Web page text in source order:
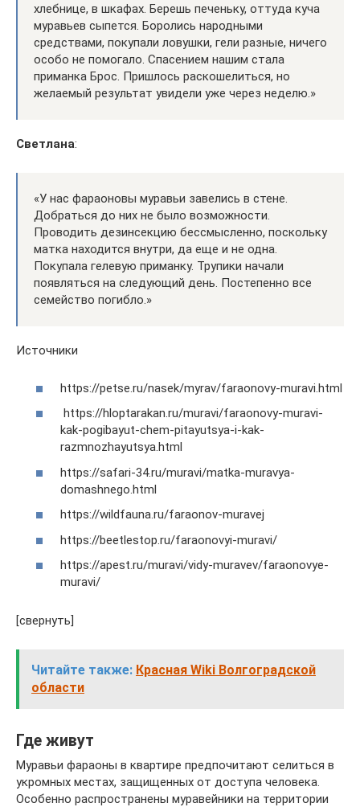
хлебнице, в шкафах. Берешь печеньку, оттуда куча
муравьев сыпется. Боролись народными
средствами, покупали ловушки, гели разные, ничего
особо не помогало. Спасением нашим стала
приманка Брос. Пришлось раскошелиться, но
желаемый результат увидели уже через неделю.»
Светлана:
«У нас фараоновы муравьи завелись в стене.
Добраться до них не было возможности.
Проводить дезинсекцию бессмысленно, поскольку
матка находится внутри, да еще и не одна.
Покупала гелевую приманку. Трупики начали
появляться на следующий день. Постепенно все
семейство погибло.»
Источники
https://petse.ru/nasek/myrav/faraonovy-muravi.html
https://hloptarakan.ru/muravi/faraonovy-muravi-
kak-pogibayut-chem-pitayutsya-i-kak-
razmnozhayutsya.html
https://safari-34.ru/muravi/matka-muravya-
domashnego.html
https://wildfauna.ru/faraonov-muravej
https://beetlestop.ru/faraonovyi-muravi/
https://apest.ru/muravi/vidy-muravev/faraonovye-
muravi/
[свернуть]
Читайте также: Красная Wiki Волгоградской
области
Где живут
Муравьи фараоны в квартире предпочитают селиться в
укромных местах, защищенных от доступа человека.
Особенно распространены муравейники на территории